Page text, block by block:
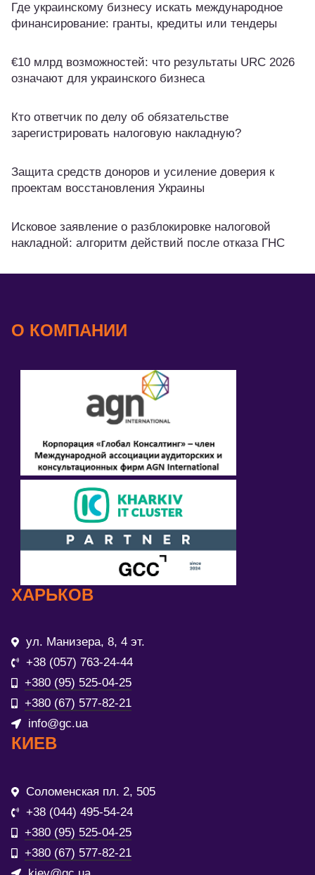
Где украинскому бизнесу искать международное
финансирование: гранты, кредиты или тендеры
€10 млрд возможностей: что результаты URC 2026
означают для украинского бизнеса
Кто ответчик по делу об обязательстве
зарегистрировать налоговую накладную?
Защита средств доноров и усиление доверия к
проектам восстановления Украины
Исковое заявление о разблокировке налоговой
накладной: алгоритм действий после отказа ГНС
О КОМПАНИИ
ХАРЬКОВ
ул. Манизера, 8, 4 эт.
+38 (057) 763-24-44
+380 (95) 525-04-25
+380 (67) 577-82-21
info@gc.ua
КИЕВ
Соломенская пл. 2, 505
+38 (044) 495-54-24
+380 (95) 525-04-25
+380 (67) 577-82-21